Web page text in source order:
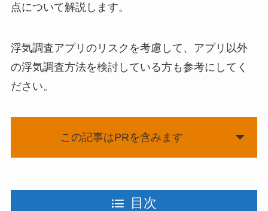
点について解説します。
浮気調査アプリのリスクを考慮して、アプリ以外
の浮気調査方法を検討している方も参考にしてく
ださい。
この記事はPRを含みます
目次